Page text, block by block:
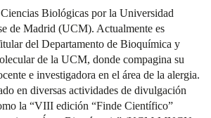
Biológicas por la Universidad
de Madrid (UCM). Actualmente es
del Departamento de Bioquímica y
de la UCM, donde compagina su
e investigadora en el área de la alergia.
en diversas actividades de divulgación
la “VIII edición “Finde Científico”